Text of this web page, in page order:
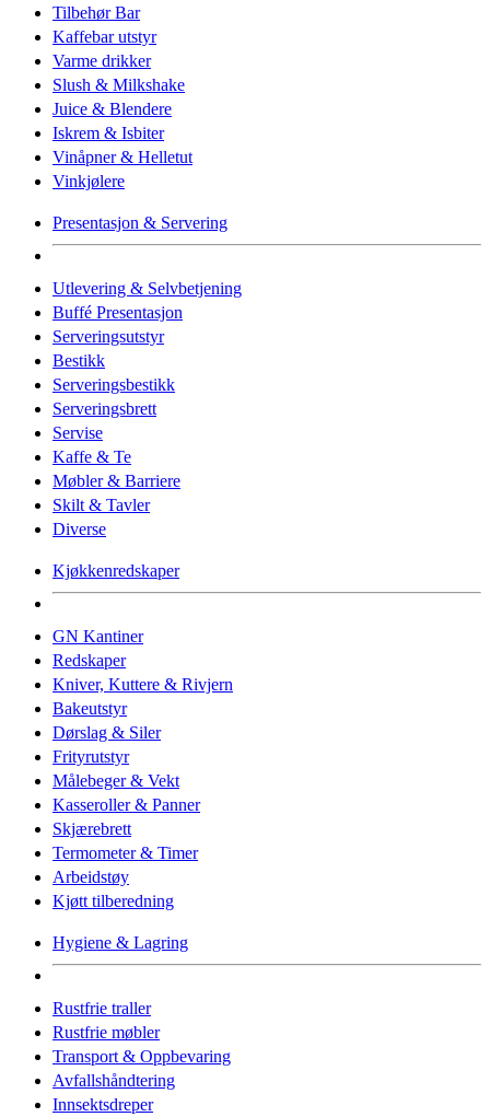
Tilbehør Bar
Kaffebar utstyr
Varme drikker
Slush & Milkshake
Juice & Blendere
Iskrem & Isbiter
Vinåpner & Helletut
Vinkjølere
Presentasjon & Servering
Utlevering & Selvbetjening
Buffé Presentasjon
Serveringsutstyr
Bestikk
Serveringsbestikk
Serveringsbrett
Servise
Kaffe & Te
Møbler & Barriere
Skilt & Tavler
Diverse
Kjøkkenredskaper
GN Kantiner
Redskaper
Kniver, Kuttere & Rivjern
Bakeutstyr
Dørslag & Siler
Frityrutstyr
Målebeger & Vekt
Kasseroller & Panner
Skjærebrett
Termometer & Timer
Arbeidstøy
Kjøtt tilberedning
Hygiene & Lagring
Rustfrie traller
Rustfrie møbler
Transport & Oppbevaring
Avfallshåndtering
Innsektsdreper